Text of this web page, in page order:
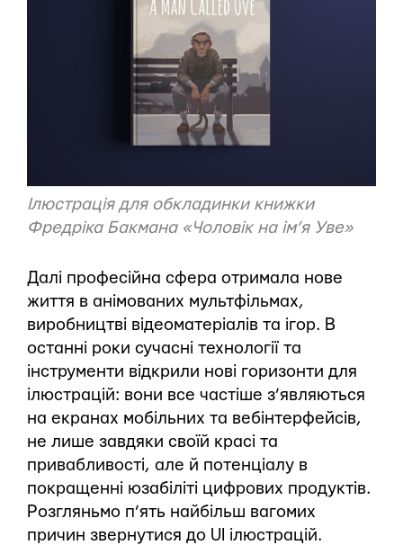
Ілюстрація для обкладинки книжки
Фредріка Бакмана «Чоловік на ім’я Уве»
Далі професійна сфера отримала нове
життя в анімованих мультфільмах,
виробництві відеоматеріалів та ігор. В
останні роки сучасні технології та
інструменти відкрили нові горизонти для
ілюстрацій: вони все частіше з’являються
на екранах мобільних та вебінтерфейсів,
не лише завдяки своїй красі та
привабливості, але й потенціалу в
покращенні юзабіліті цифрових продуктів.
Розгляньмо п’ять найбільш вагомих
причин звернутися до UI ілюстрацій.